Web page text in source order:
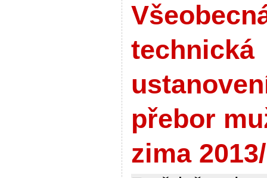
technická
přebor
zima